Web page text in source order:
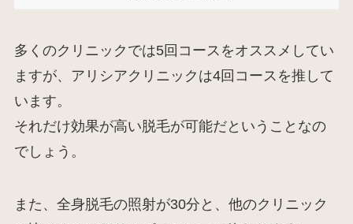
多くのクリニックでは5回コースをオススメしてい
ますが、アリシアクリニックは4回コースを推して
います。
それだけ効果が高い脱毛が可能だということなの
でしょう。
また、全身脱毛の照射が30分と、他のクリニック